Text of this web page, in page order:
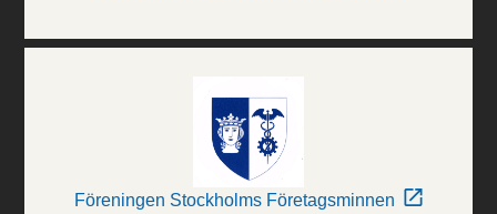
Föreningen Stockholms Företagsminnen